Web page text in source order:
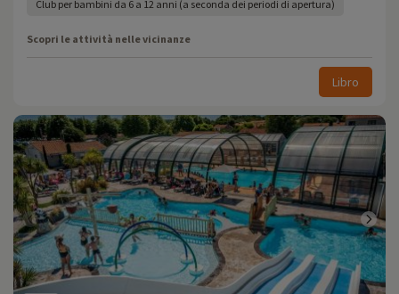
Club per bambini da 6 a 12 anni (a seconda dei periodi di apertura)
Scopri le attività nelle vicinanze
Libro